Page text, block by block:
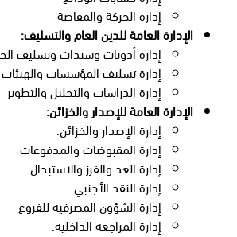
إدارة الحركة والمقاصة
الإدارة العامة للدين العام والتسليف:
إدارة أذونات وسندات وتسليف
إدارة تسليف المؤسسات
إدارة الدراسات والتحليل والتطوير
الإدارة العامة للإصدار والخزائن:
إدارة الإصدار والخزائن.
إدارة المقبوضات والمدفوعات
إدارة العد والفرز والاستبدال
إدارة النقد الأجنبي
إدارة الشؤون المصرفية للفروع
إدارة المراجعة الداخلية.